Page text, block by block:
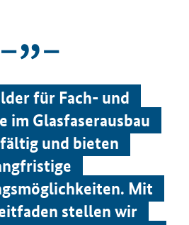
für Fach- und
im Glasfaserausbau
und bieten
Mit
stellen wir